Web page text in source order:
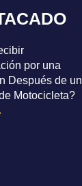
por una
Después de un
Motocicleta?